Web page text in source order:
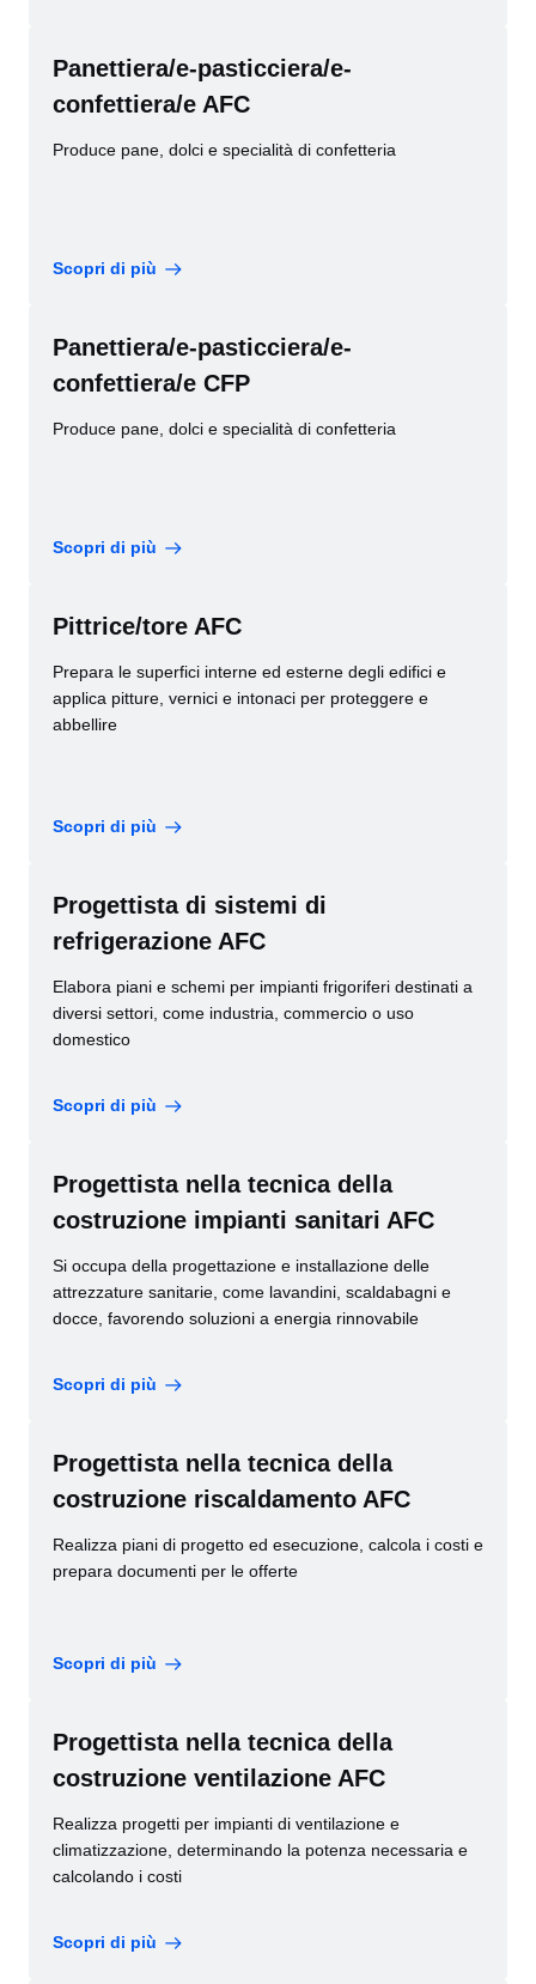
Panettiera/e-pasticciera/e-
confettiera/e AFC
Produce pane, dolci e specialità di confetteria
Scopri di più
Panettiera/e-pasticciera/e-
confettiera/e CFP
Produce pane, dolci e specialità di confetteria
Scopri di più
Pittrice/tore AFC
Prepara le superfici interne ed esterne degli edifici e
applica pitture, vernici e intonaci per proteggere e
abbellire
Scopri di più
Progettista di sistemi di
refrigerazione AFC
Elabora piani e schemi per impianti frigoriferi destinati a
diversi settori, come industria, commercio o uso
domestico
Scopri di più
Progettista nella tecnica della
costruzione impianti sanitari AFC
Si occupa della progettazione e installazione delle
attrezzature sanitarie, come lavandini, scaldabagni e
docce, favorendo soluzioni a energia rinnovabile
Scopri di più
Progettista nella tecnica della
costruzione riscaldamento AFC
Realizza piani di progetto ed esecuzione, calcola i costi e
prepara documenti per le offerte
Scopri di più
Progettista nella tecnica della
costruzione ventilazione AFC
Realizza progetti per impianti di ventilazione e
climatizzazione, determinando la potenza necessaria e
calcolando i costi
Scopri di più